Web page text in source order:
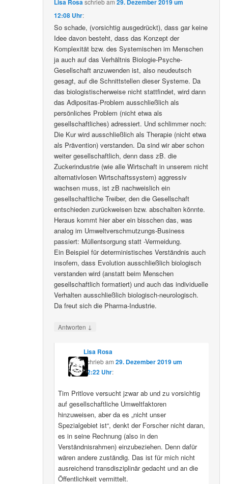
Lisa Rosaschriebam29. Dezember 2019 um
12:08 Uhr:
So schade, (vorsichtig ausgedrückt), dass gar keine
Idee davon besteht, dass das Konzept der
Komplexität bzw. des Systemischen im Menschen
ja auch auf das Verhältnis Biologie-Psyche-
Gesellschaft anzuwenden ist, also neudeutsch
gesagt, auf die Schnittstellen dieser Systeme. Da
das biologistischerweise nicht stattfindet, wird dann
das Adipositas-Problem ausschließlich als
persönliches Problem (nicht etwa als
gesellschaftliches) adressiert. Und schlimmer noch:
Die Kur wird ausschließlich als Therapie (nicht etwa
als Prävention) verstanden. Da sind wir aber schon
weiter gesellschaftlich, denn dass zB. die
Zuckerindustrie (wie alle Wirtschaft in unserem nicht
alternativlosen Wirtschaftssystem) aggressiv
wachsen muss, ist zB nachweislich ein
gesellschaftliche Treiber, den die Gesellschaft
entschieden zurückweisen bzw. abschalten könnte.
Heraus kommt hier aber ein bisschen das, was
analog im Umweltverschmutzungs-Business
passiert: Müllentsorgung statt -Vermeidung.
Ein Beispiel für deterministisches Verständnis auch
insofern, dass Evolution ausschließlich biologisch
verstanden wird (anstatt beim Menschen
gesellschaftlich formatiert) und auch das individuelle
Verhalten ausschließlich biologisch-neurologisch.
Da freut sich die Pharma-Industrie.
Antworten ↓
Lisa Rosa
schriebam 29. Dezember 2019 um
12:22 Uhr:
Tim Pritlove versucht jzwar ab und zu vorsichtig
auf gesellschaftliche Umweltfaktoren
hinzuweisen, aber da es „nicht unser
Spezialgebiet ist“, denkt der Forscher nicht daran,
es in seine Rechnung (also in den
Verständnisrahmen) einzubeziehen. Denn dafür
wären andere zuständig. Das ist für mich nicht
ausreichend transdisziplinär gedacht und an die
Öffentlichkeit vermittelt.